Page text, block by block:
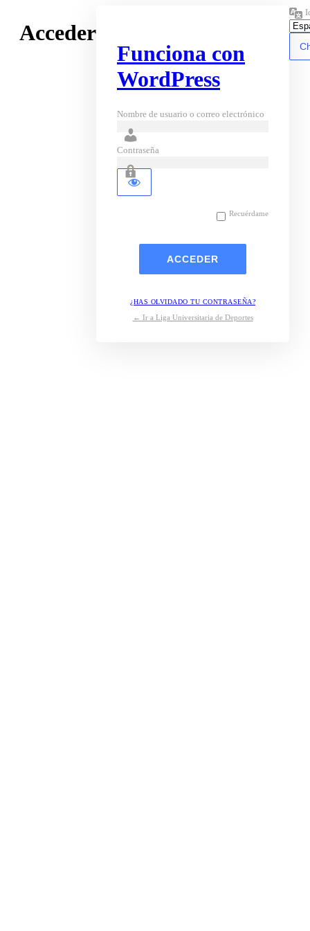
Acceder
Funciona con
WordPress
Nombre de usuario o correo electrónico
Contraseña
Recuérdame
¿HAS OLVIDADO TU CONTRASEÑA?
← Ir a Liga Universitaria de Deportes